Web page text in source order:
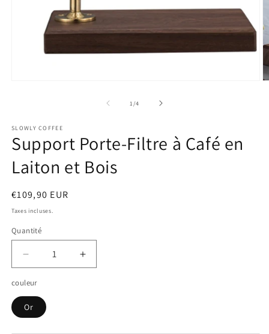
une
fenêtre
modale
1 /de
4
SLOWLY COFFEE
Support Porte-Filtre à Café en
Laiton et Bois
Prix
habituel
€109,90 EUR
Taxes incluses.
Quantité
Réduire
la
quantité
de
Support
Augmenter
la
couleur
Or